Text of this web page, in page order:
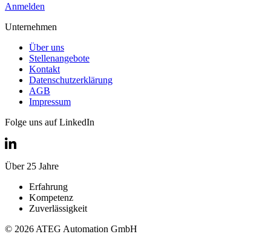
Anmelden
Unternehmen
Über uns
Stellenangebote
Kontakt
Datenschutzerklärung
AGB
Impressum
Folge uns auf LinkedIn
Über 25 Jahre
Erfahrung
Kompetenz
Zuverlässigkeit
© 2026 ATEG Automation GmbH